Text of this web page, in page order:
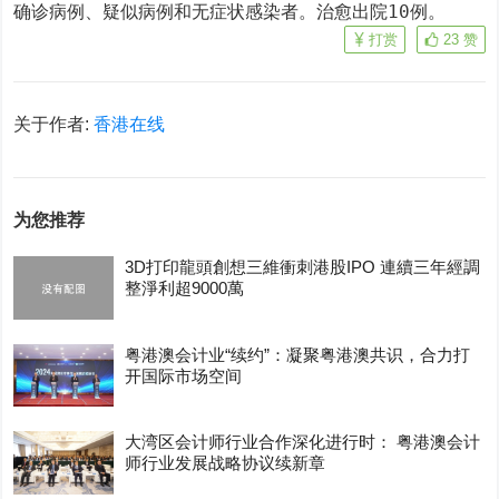
确诊病例、疑似病例和无症状感染者。治愈出院10例。
23 赞
打赏
关于作者:香港在线
为您推荐
3D打印龍頭創想三維衝刺港股IPO 連續三年經調
整淨利超9000萬
粤港澳会计业“续约”：凝聚粤港澳共识，合力打
开国际市场空间
大湾区会计师行业合作深化进行时： 粤港澳会计
师行业发展战略协议续新章